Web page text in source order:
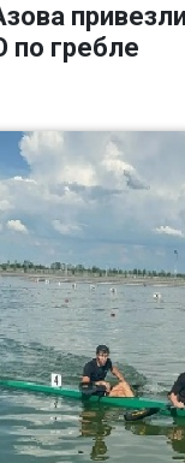
гребле